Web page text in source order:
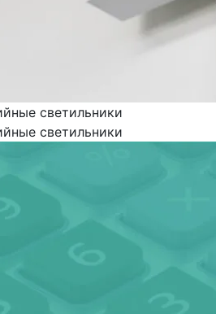
светильники
светильники